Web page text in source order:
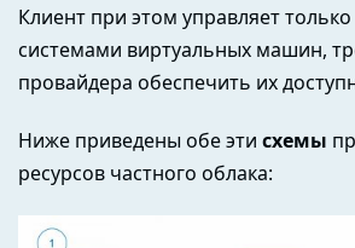
Клиент при этом управляет
системами виртуальных машин,
провайдера обеспечить их
Ниже приведены обе эти схемы
ресурсов частного облака: